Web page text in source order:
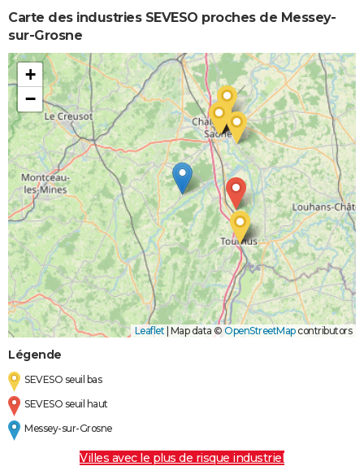
Carte des industries SEVESO proches de Messey-
sur-Grosne
+
−
Leaflet | Map data © OpenStreetMapcontributors
Légende
SEVESO seuil bas
SEVESO seuil haut
Messey-sur-Grosne
Villes avec le plus de risque industriel